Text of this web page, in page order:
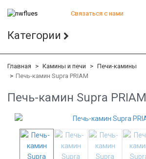
Связаться с нами
+7 (812) 542-07-85
+7 (812) 380-41-39
Категории
Главная Камины и печи
Печи-камины
Печь-камин Supra PRIAM
Печь-камин Supra PRIAM